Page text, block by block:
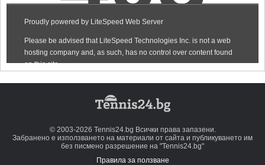
© 2003-2026 Tennis24.bg Всички права запазени.
Забранено е използването на материали от сайта и публикуването им
без писмено разрешение на "Tennis24.bg"
Правила за ползване